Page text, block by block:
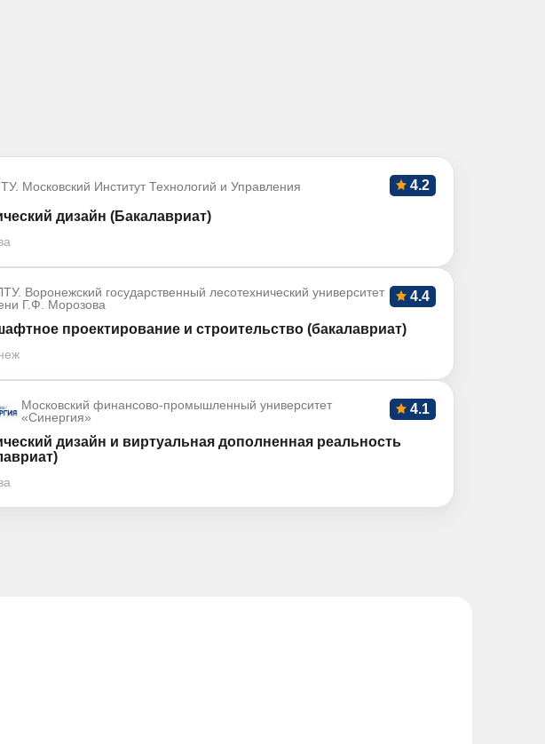
Московский Институт Технологий и Управления 4.2
дизайн (Бакалавриат)
Воронежский государственный лесотехнический университет
Г.Ф. Морозова
4.4
проектирование и строительство (бакалавриат)
Московский финансово-промышленный университет
«Синергия»
4.1
дизайн и виртуальная дополненная реальность